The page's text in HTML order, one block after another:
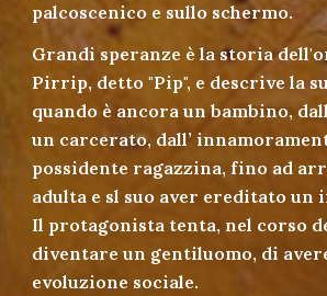
palcoscenico e sullo schermo.
Grandi speranze è la storia
Pirrip, detto "Pip", e descrive la
quando è ancora un bambino,
un carcerato, dall’
possidente ragazzina, fino ad
adulta e sl suo aver ereditato un
Il protagonista tenta, nel corso
diventare un gentiluomo, di
evoluzione sociale.